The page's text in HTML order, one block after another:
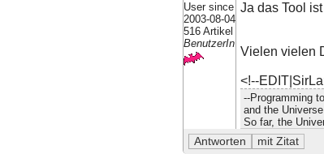
User since
2003-08-04
516 Artikel
BenutzerIn
Ja das Tool
Vielen vielen
<!--
--Programming
and the
So far, the